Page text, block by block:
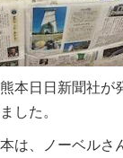
本日日新聞社が
した。
は、ノーベルさ